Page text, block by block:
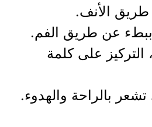
الأنف.
ببطء عن طريق الفم.
على كلمة
بالراحة والهدوء.